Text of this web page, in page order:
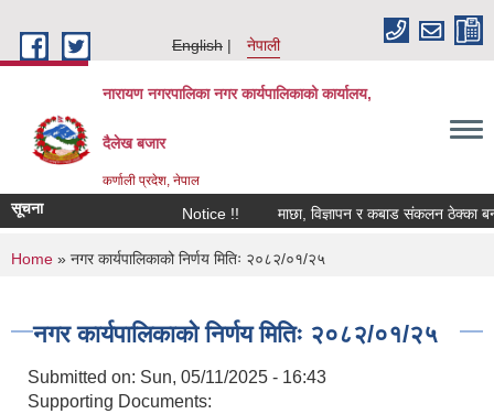
English
नेपाली
नारायण नगरपालिका नगर कार्यपालिकाको कार्यालय,
दैलेख बजार
कर्णाली प्रदेश, नेपाल
सूचना Notice !! माछा, विज्ञापन र कबाड संकलन ठेक्का
You are here
Home » नगर कार्यपालिकाको निर्णय मितिः २०८२/०१/२५
नगर कार्यपालिकाको निर्णय मितिः २०८२/०१/२५
Submitted on: Sun, 05/11/2025 - 16:43
Supporting Documents: